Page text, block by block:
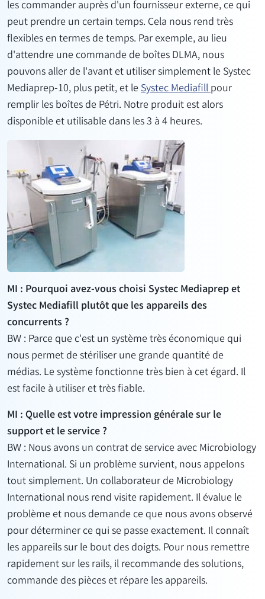
les commander auprès d'un fournisseur externe, ce qui
peut prendre un certain temps. Cela nous rend très
flexibles en termes de temps. Par exemple, au lieu
d'attendre une commande de boîtes DLMA, nous
pouvons aller de l'avant et utiliser simplement le Systec
Mediaprep-10, plus petit, et leSystec Mediafillpour
remplir les boîtes de Pétri. Notre produit est alors
disponible et utilisable dans les 3 à 4 heures.
MI : Pourquoi avez-vous choisi Systec Mediaprep et
Systec Mediafill plutôt que les appareils des
concurrents ?
BW : Parce que c'est un système très économique qui
nous permet de stériliser une grande quantité de
médias. Le système fonctionne très bien à cet égard. Il
est facile à utiliser et très fiable.
MI : Quelle est votre impression générale sur le
support et le service ?
BW : Nous avons un contrat de service avec Microbiology
International. Si un problème survient, nous appelons
tout simplement. Un collaborateur de Microbiology
International nous rend visite rapidement. Il évalue le
problème et nous demande ce que nous avons observé
pour déterminer ce qui se passe exactement. Il connaît
les appareils sur le bout des doigts. Pour nous remettre
rapidement sur les rails, il recommande des solutions,
commande des pièces et répare les appareils.